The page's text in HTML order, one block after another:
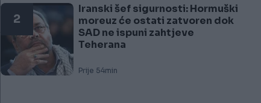
2
Iranski šef sigurnosti: Hormuški
moreuz će ostati zatvoren dok
SAD ne ispuni zahtjeve
Teherana
Prije 54min